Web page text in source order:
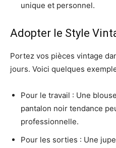
unique et personnel.
Adopter le Style
Portez vos pièces vintage
jours. Voici quelques
Pour le travail : Une
pantalon noir tendance
professionnelle.
Pour les sorties : Une